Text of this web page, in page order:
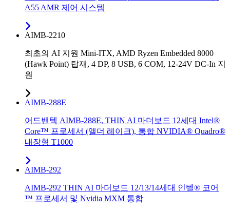
A55 AMR 제어 시스템
AIMB-2210
최초의 AI 지원 Mini-ITX, AMD Ryzen Embedded 8000
(Hawk Point) 탑재, 4 DP, 8 USB, 6 COM, 12-24V DC-In 지
원
AIMB-288E
어드밴텍 AIMB-288E, THIN AI 마더보드 12세대 Intel®
Core™ 프로세서 (앨더 레이크), 통합 NVIDIA® Quadro®
내장형 T1000
AIMB-292
AIMB-292 THIN AI 마더보드 12/13/14세대 인텔® 코어
™ 프로세서 및 Nvidia MXM 통합